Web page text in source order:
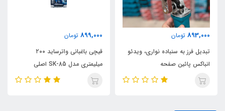
تومان
به سنباده نواری، ویدئو
پائین صفحه
تومان
قیچی باغبانی واترساید ۲۰۰
میلیمتری مدل SK-85 اصلی